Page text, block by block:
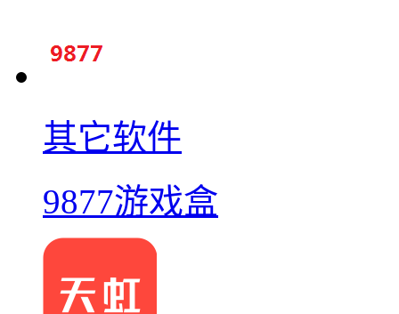
其它软件
9877游戏盒